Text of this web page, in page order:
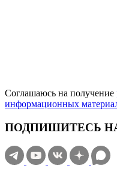
Соглашаюсь на получение
информационных
ПОДПИШИТЕСЬ